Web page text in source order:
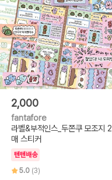
2,000
fantafore
라벨&부적인스_두쫀쿠 모조지 2
매 스티커
텐텐배송
5.0 (3)